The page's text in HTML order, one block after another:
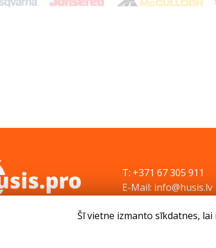
T: +371 67 305 911
E-Mail: info@husis.lv
Šī vietne izmanto sīkdatnes,